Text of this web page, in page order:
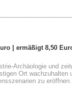
ermäßigt 8,50
Archäologie und
Ort
zu eröffnen.